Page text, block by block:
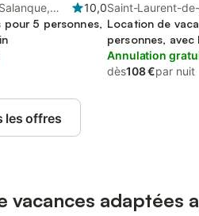
10,0
pour 5 personnes,
Saint-Laurent-
Région de
Location de
personnes,
Annulation
dès108 €par nuit
les offres
vacances adaptées